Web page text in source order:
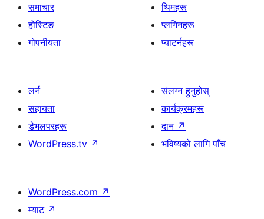
समाचार
होस्टिङ
गोपनीयता
थिमहरू
प्लगिनहरू
प्याटर्नहरू
लर्न
सहायता
डेभलपरहरू
WordPress.tv ↗
संलग्न हुनुहोस्
कार्यक्रमहरू
दान ↗
भविष्यको लागि पाँच
WordPress.com ↗
म्याट ↗